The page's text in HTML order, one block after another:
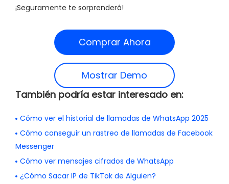
¡Seguramente te sorprenderá!
Comprar Ahora
Mostrar Demo
También podría estar interesado en:
Cómo ver el historial de llamadas de WhatsApp 2025
Cómo conseguir un rastreo de llamadas de Facebook
Messenger
Cómo ver mensajes cifrados de WhatsApp
¿Cómo Sacar IP de TikTok de Alguien?